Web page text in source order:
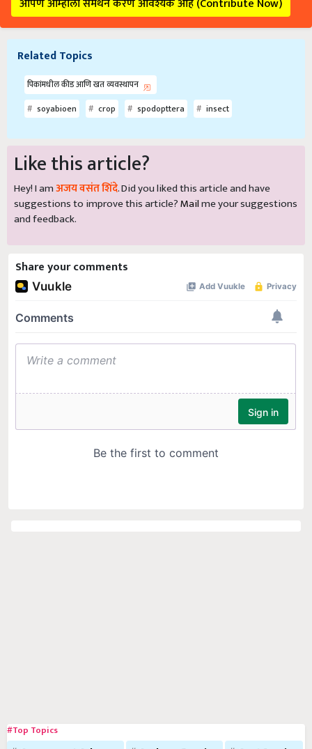
आपण आम्हाला समर्थन करणे आवश्यक आहे (Contribute Now)
Related Topics
पिकांमधील कीड आणि खत व्यवस्थापन
soyabioen
crop spodopttera insect
Like this article?
Hey! I amअजय वसंत शिंदे. Did you liked this article and have
suggestions to improve this article?Mailme your suggestions
and feedback.
Share your comments
#Top Topics